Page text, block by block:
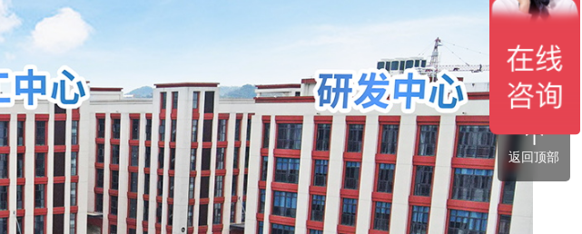
服务热线
微信咨询
返回顶部